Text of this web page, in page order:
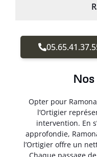
Opter pour
l’Ortigier
intervention. En
approfondie,
l’Ortigier offre un
Chaque passage